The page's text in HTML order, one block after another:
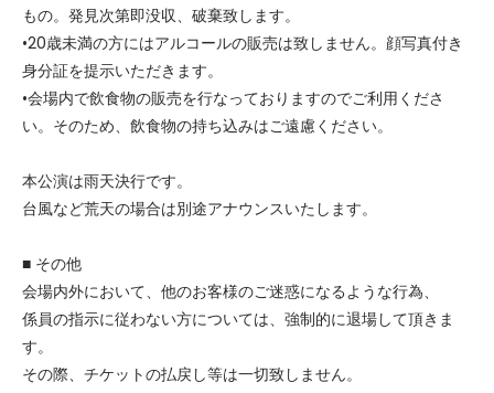
もの。発見次第即没収、破棄致します。
•20歳未満の方にはアルコールの販売は致しません。顔写真付き
身分証を提示いただきます。
•会場内で飲食物の販売を行なっておりますのでご利用くださ
い。そのため、飲食物の持ち込みはご遠慮ください。
本公演は雨天決行です。
台風など荒天の場合は別途アナウンスいたします。
■ その他
会場内外において、他のお客様のご迷惑になるような行為、
係員の指示に従わない方については、強制的に退場して頂きま
す。
その際、チケットの払戻し等は一切致しません。